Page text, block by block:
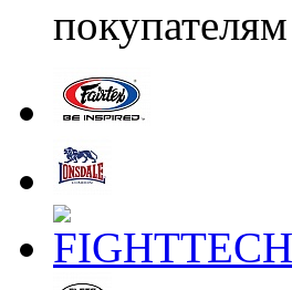
покупателям